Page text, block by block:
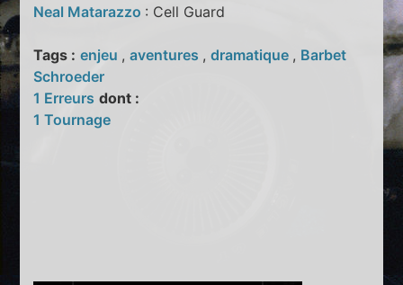
Neal Matarazzo : Cell Guard
Tags : enjeu ,aventures ,dramatique , Barbet
Schroeder
1 Erreurs dont :
1 Tournage